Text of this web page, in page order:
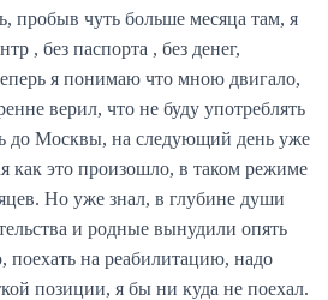
пробыв чуть больше месяца там, я
, без паспорта , без денег,
я понимаю что мною двигало,
верил, что не буду употреблять
до Москвы, на следующий день уже
как это произошло, в таком режиме
Но уже знал, в глубине души
и родные вынудили опять
поехать на реабилитацию, надо
позиции, я бы ни куда не поехал.